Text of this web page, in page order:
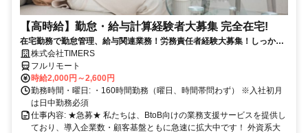
【高時給】勤怠・給与計算経験者大募集 完全在宅!
在宅勤務で勤怠管理、給与関連業務！労務責任者経験大募集！しっかり
稼ぎたい方、注目！
株式会社TIMERS
フルリモート
時給2,000円～2,600円
勤務時間・曜日: ・160時間勤務（曜日、時間帯問わず） ※入社初月
は日中勤務必須
仕事内容: ★急募★ 私たちは、BtoB向けの業務支援サービスを提供し
ており、導入企業数・顧客基盤ともに急速に拡大中です！ 外資系大